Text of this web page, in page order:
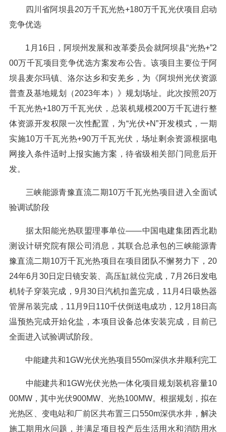
四川省阿坝县20万千瓦光热+180万千瓦光伏项目启动
竞争优选
1月16日，阿坝州发展和改革委员会就阿坝县“光热+”2
00万千瓦项目竞争优选方案发布公告。该项目主要位于阿
坝县麦尔玛镇、洛尔达乡和安羌乡，为《阿坝州光伏资源
普查及基地规划（2023年本）》规划场址。此次按照20万
千瓦光热+180万千瓦光伏，总装机规模200万千瓦进行整
体资源开发权限一次性配置，为“光伏+N”开发模式，一期
实施10万千瓦光热+90万千瓦光伏，场址剩余资源根据电
网接入条件适时上报实施方案，待省级相关部门同意后开
发。
三峡能源青豫直流二期10万千瓦光热项目进入全面试
验调试阶段
据太阳能光热联盟理事单位——中国电建集团西北勘
测设计研究院有限公司消息，其联合总承包的三峡能源青
豫直流二期10万千瓦光热项目在项目团队不懈努力下，20
24年6月30日定日镜安装、高压缸就位完成，7月26日发电
机转子穿装完成，9月30日汽机扣盖完成，11月4日吸热器
管屏吊装完成，11月9日110千伏倒送电成功，12月18日高
温预热完成开始化盐，本项目设备总体安装完成，目前已
全面进入试验调试阶段。
中能建共和1GW光伏光热项目550m深供水井顺利完工
中能建共和1GW光伏光热一体化项目规划装机容量10
00MW，其中光伏900MW、光热100MW。根据规划，拟在
光热区、变电站和厂前区共布置三口550m深供水井，解决
施工期用水问题，并满足项目投产后生活用水和消防用水